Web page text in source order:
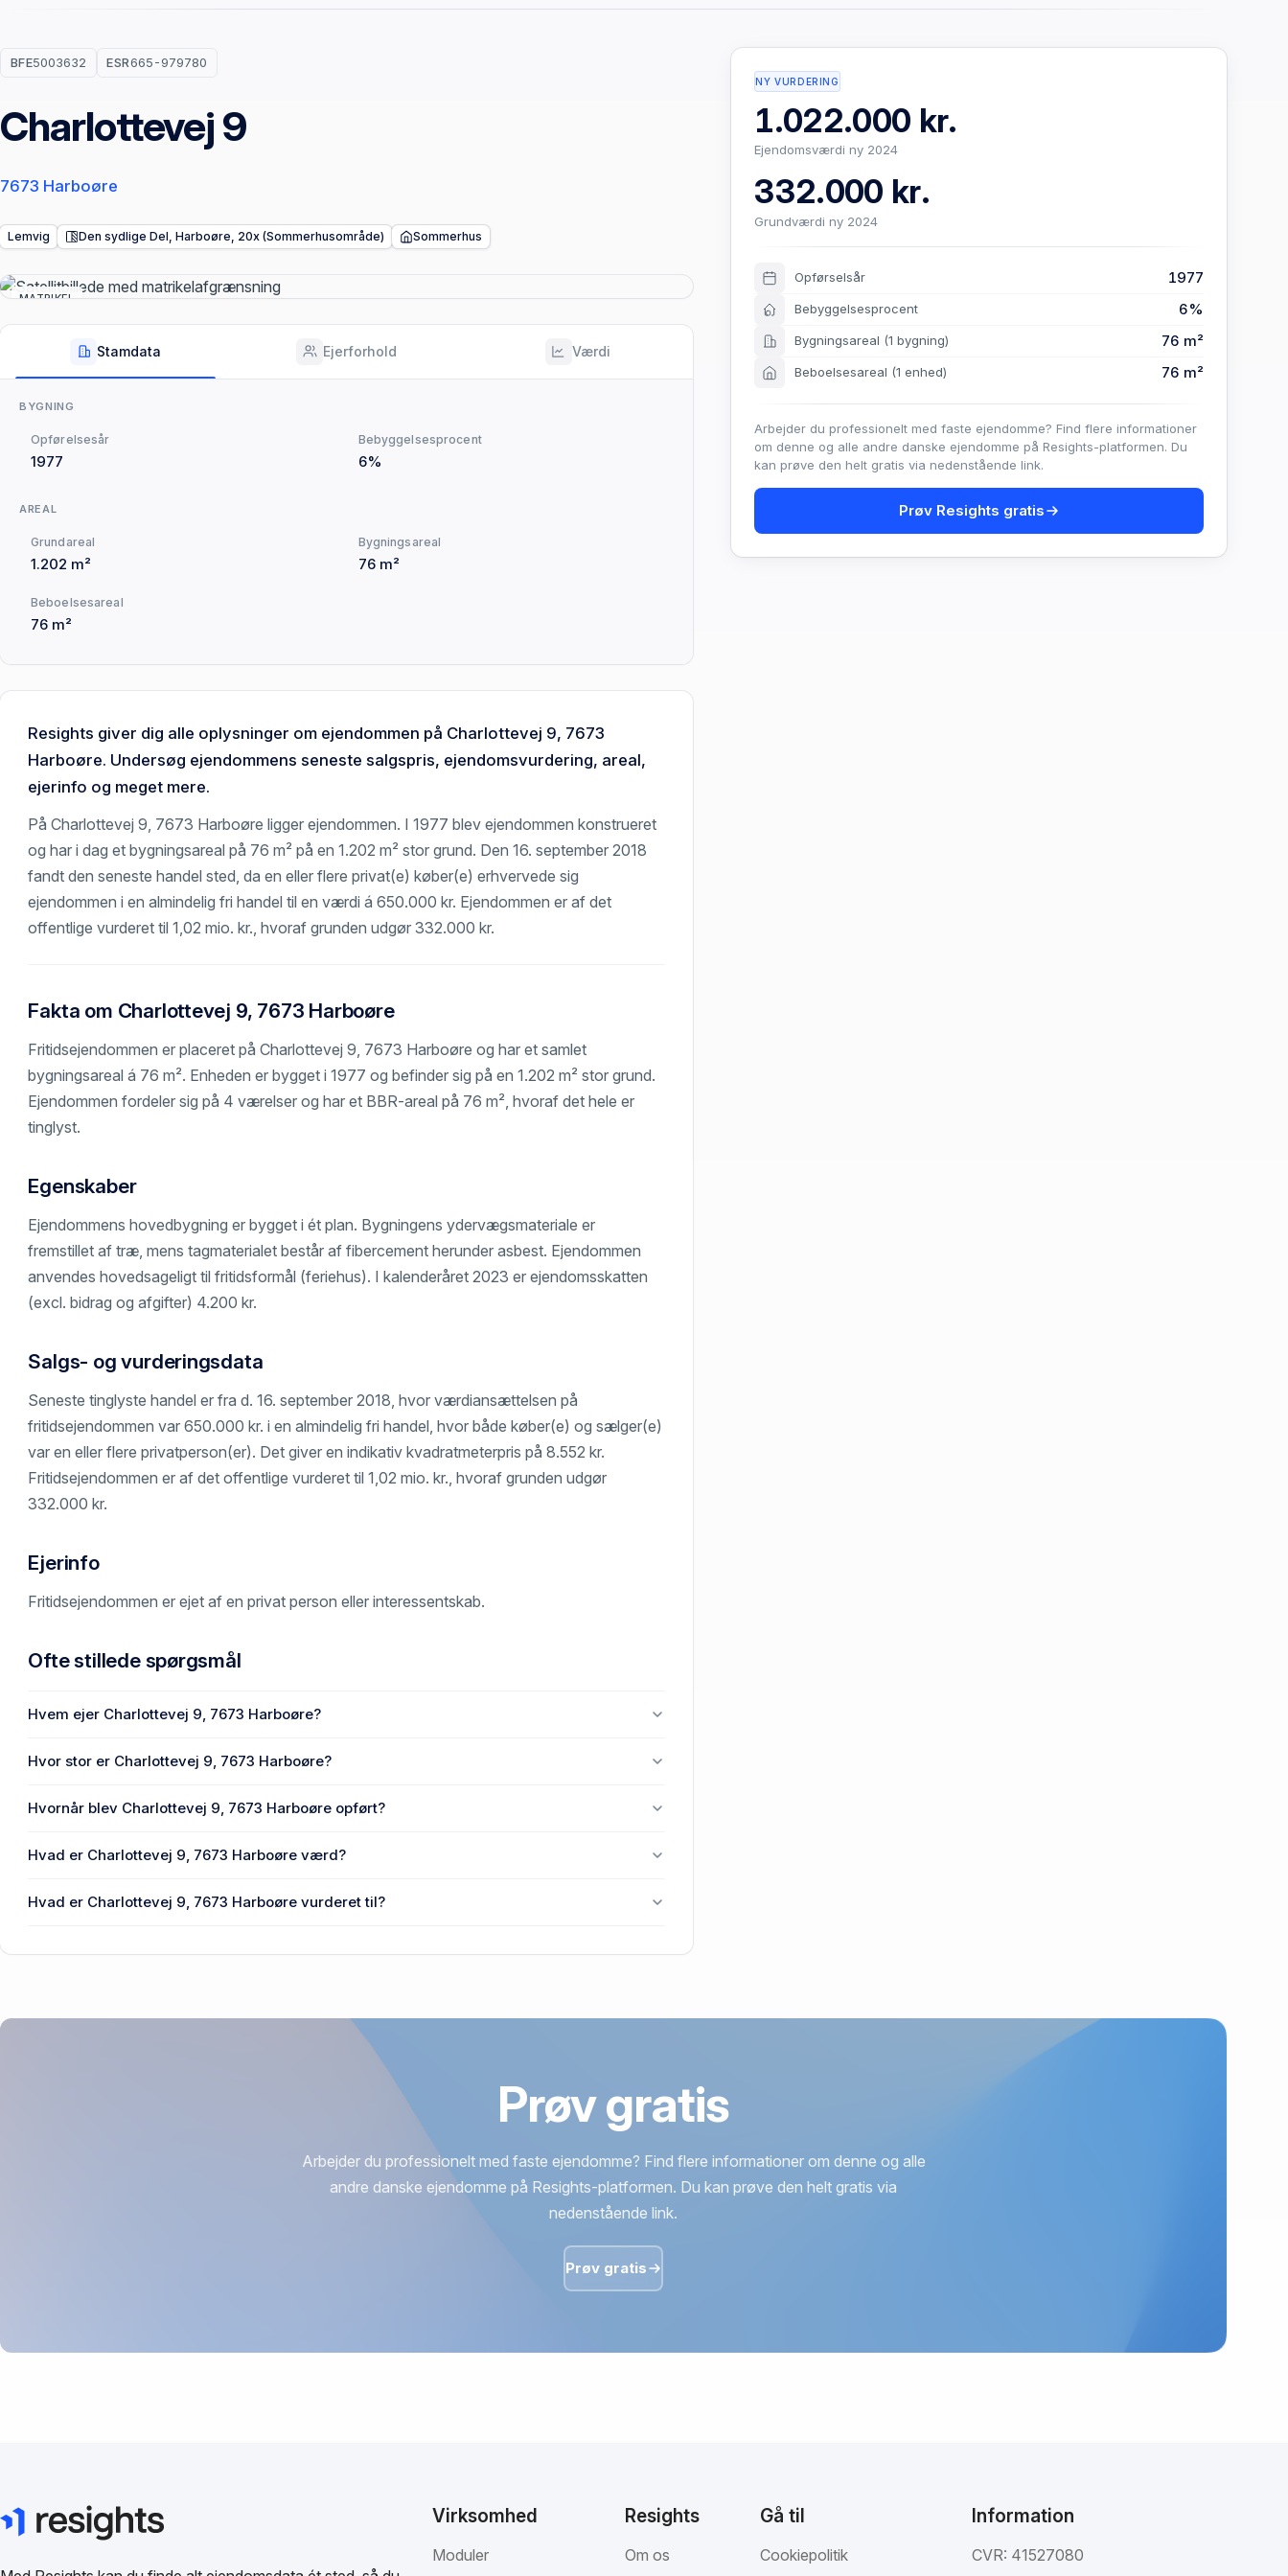
BFE5003632 ESR665-979780
Charlottevej 9
7673 Harboøre
Lemvig Den sydlige Del, Harboøre, 20x (Sommerhusområde) Sommerhus
MATRIKEL
Stamdata Ejerforhold Værdi
BYGNING
Opførelsesår
1977
Bebyggelsesprocent
6%
AREAL
Grundareal
1.202 m²
Bygningsareal
76 m²
Beboelsesareal
76 m²
Resights giver dig alle oplysninger om ejendommen på Charlottevej 9, 7673
Harboøre. Undersøg ejendommens seneste salgspris, ejendomsvurdering, areal,
ejerinfo og meget mere.
På Charlottevej 9, 7673 Harboøre ligger ejendommen. I 1977 blev ejendommen konstrueret
og har i dag et bygningsareal på 76 m² på en 1.202 m² stor grund. Den 16. september 2018
fandt den seneste handel sted, da en eller flere privat(e) køber(e) erhvervede sig
ejendommen i en almindelig fri handel til en værdi á 650.000 kr. Ejendommen er af det
offentlige vurderet til 1,02 mio. kr., hvoraf grunden udgør 332.000 kr.
Fakta om Charlottevej 9, 7673 Harboøre
Fritidsejendommen er placeret på Charlottevej 9, 7673 Harboøre og har et samlet
bygningsareal á 76 m². Enheden er bygget i 1977 og befinder sig på en 1.202 m² stor grund.
Ejendommen fordeler sig på 4 værelser og har et BBR-areal på 76 m², hvoraf det hele er
tinglyst.
Egenskaber
Ejendommens hovedbygning er bygget i ét plan. Bygningens ydervægsmateriale er
fremstillet af træ, mens tagmaterialet består af fibercement herunder asbest. Ejendommen
anvendes hovedsageligt til fritidsformål (feriehus). I kalenderåret 2023 er ejendomsskatten
(excl. bidrag og afgifter) 4.200 kr.
Salgs- og vurderingsdata
Seneste tinglyste handel er fra d. 16. september 2018, hvor værdiansættelsen på
fritidsejendommen var 650.000 kr. i en almindelig fri handel, hvor både køber(e) og sælger(e)
var en eller flere privatperson(er). Det giver en indikativ kvadratmeterpris på 8.552 kr.
Fritidsejendommen er af det offentlige vurderet til 1,02 mio. kr., hvoraf grunden udgør
332.000 kr.
Ejerinfo
Fritidsejendommen er ejet af en privat person eller interessentskab.
Ofte stillede spørgsmål
Hvem ejer Charlottevej 9, 7673 Harboøre?
Hvor stor er Charlottevej 9, 7673 Harboøre?
Hvornår blev Charlottevej 9, 7673 Harboøre opført?
Hvad er Charlottevej 9, 7673 Harboøre værd?
Hvad er Charlottevej 9, 7673 Harboøre vurderet til?
NY VURDERING
1.022.000 kr.
Ejendomsværdi ny 2024
332.000 kr.
Grundværdi ny 2024
Opførselsår 1977
Bebyggelsesprocent 6%
Bygningsareal (1 bygning) 76 m²
Beboelsesareal (1 enhed) 76 m²
Arbejder du professionelt med faste ejendomme? Find flere informationer
om denne og alle andre danske ejendomme på Resights-platformen. Du
kan prøve den helt gratis via nedenstående link.
Prøv Resights gratis
Prøv gratis
Arbejder du professionelt med faste ejendomme? Find flere informationer om denne og alle
andre danske ejendomme på Resights-platformen. Du kan prøve den helt gratis via
nedenstående link.
Prøv gratis
Virksomhed
Moduler
Resights
Om os
Gå til
Cookiepolitik
Information
CVR: 41527080